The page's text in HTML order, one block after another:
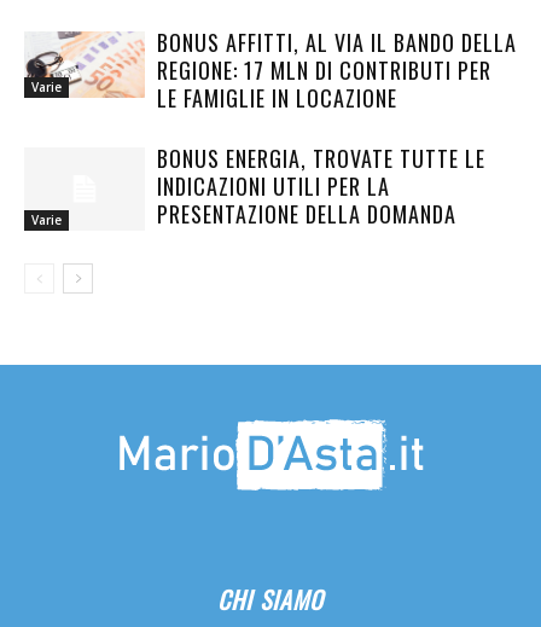
Varie
BONUS AFFITTI, AL VIA IL BANDO DELLA
REGIONE: 17 MLN DI CONTRIBUTI PER
LE FAMIGLIE IN LOCAZIONE
Varie
BONUS ENERGIA, TROVATE TUTTE LE
INDICAZIONI UTILI PER LA
PRESENTAZIONE DELLA DOMANDA
CHI SIAMO